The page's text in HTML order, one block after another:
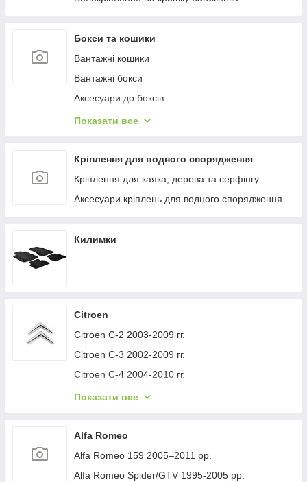
Бокси та кошики
Вантажні кошики
Вантажні бокси
Аксесуари до боксів
Палатки на дах
Бокси на фаркоп
Показати все
Кріплення для водного спорядження
Кріплення для каяка, дерева та серфінгу
Аксесуари кріплень для водного спорядження
Килимки
Citroen
Citroen C-2 2003-2009 гг.
Citroen C-3 2002-2009 гг.
Citroen C-4 2004-2010 гг.
Citroen C-1 2005-2014 гг.
Citroen C-4 Picasso 2006-2013 гг.
Citroen Nemo 2007-2017 гг.
Citroen Berlingo 1996-2008 гг.
Показати все
Alfa Romeo
Alfa Romeo 159 2005–2011 рр.
Alfa Romeo Spider/GTV 1995-2005 рр.